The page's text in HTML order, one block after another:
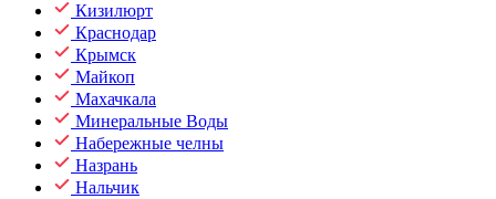
Кизилюрт
Краснодар
Крымск
Майкоп
Махачкала
Минеральные Воды
Набережные челны
Назрань
Нальчик